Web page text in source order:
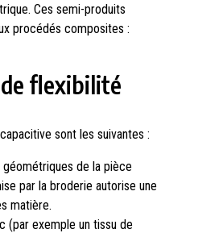
Ces semi-produits
procédés composites :
flexibilité
sont les suivantes :
de la pièce
par la broderie autorise une
matière.
exemple un tissu de